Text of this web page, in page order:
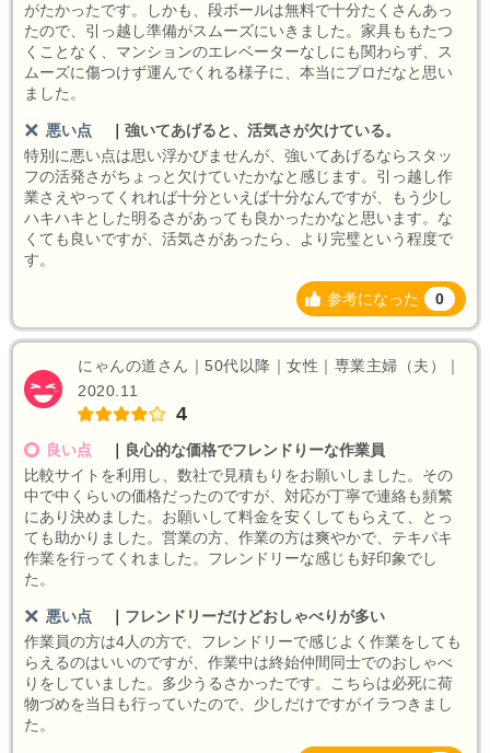
がたかったです。しかも、段ボールは無料で十分たくさんあっ
たので、引っ越し準備がスムーズにいきました。家具ももたつ
くことなく、マンションのエレベーターなしにも関わらず、ス
ムーズに傷つけず運んでくれる様子に、本当にプロだなと思い
ました。
悪い点
強いてあげると、活気さが欠けている。
特別に悪い点は思い浮かびませんが、強いてあげるならスタッ
フの活発さがちょっと欠けていたかなと感じます。引っ越し作
業さえやってくれれば十分といえば十分なんですが、もう少し
ハキハキとした明るさがあっても良かったかなと思います。な
くても良いですが、活気さがあったら、より完璧という程度で
す。
参考になった 0
にゃんの道さん｜50代以降｜女性｜専業主婦（夫）｜
2020.11
4
良い点
良心的な価格でフレンドりーな作業員
比較サイトを利用し、数社で見積もりをお願いしました。その
中で中くらいの価格だったのですが、対応が丁寧で連絡も頻繁
にあり決めました。お願いして料金を安くしてもらえて、とっ
ても助かりました。営業の方、作業の方は爽やかで、テキパキ
作業を行ってくれました。フレンドリーな感じも好印象でし
た。
悪い点
フレンドリーだけどおしゃべりが多い
作業員の方は4人の方で、フレンドリーで感じよく作業をしても
らえるのはいいのですが、作業中は終始仲間同士でのおしゃべ
りをしていました。多少うるさかったです。こちらは必死に荷
物づめを当日も行っていたので、少しだけですがイラつきまし
た。